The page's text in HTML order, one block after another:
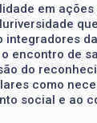
em ações
integradores
encontro de
do
como
social e ao